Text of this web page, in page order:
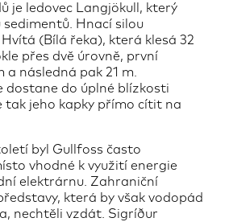
je ledovec Langjökull, který
sedimentů. Hnací silou
(Bílá řeka), která klesá 32
přes dvě úrovně, první
a následná pak 21 m.
dostane do úplné blízkosti
tak jeho kapky přímo cítit na
byl Gullfoss často
vhodné k využití energie
elektrárnu. Zahraniční
která by však vodopád
nechtěli vzdát. Sigríður